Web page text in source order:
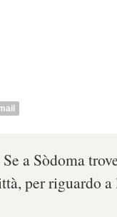
a Sòdoma
per riguardo